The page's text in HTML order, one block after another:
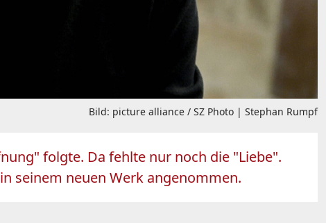
Bild: picture alliance / SZ Photo | Stephan Rumpf
folgte. Da fehlte nur noch die "Liebe".
seinem neuen Werk angenommen.